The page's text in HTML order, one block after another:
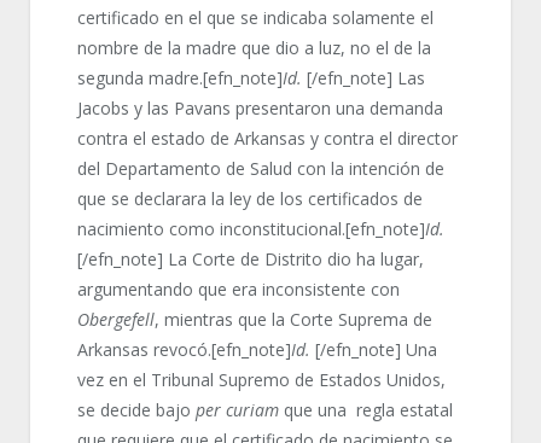
certificado en el que se indicaba solamente el
nombre de la madre que dio a luz, no el de la
segunda madre.[efn_note]Id. [/efn_note] Las
Jacobs y las Pavans presentaron una demanda
contra el estado de Arkansas y contra el director
del Departamento de Salud con la intención de
que se declarara la ley de los certificados de
nacimiento como inconstitucional.[efn_note]Id.
[/efn_note] La Corte de Distrito dio ha lugar,
argumentando que era inconsistente con
Obergefell, mientras que la Corte Suprema de
Arkansas revocó.[efn_note]Id. [/efn_note] Una
vez en el Tribunal Supremo de Estados Unidos,
se decide bajo per curiamque una regla estatal